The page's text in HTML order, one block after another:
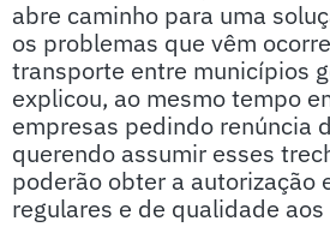
abre caminho para uma
os problemas que vêm
transporte entre municípios
explicou, ao mesmo tempo
empresas pedindo renúncia
querendo assumir esses
poderão obter a autorização
regulares e de qualidade